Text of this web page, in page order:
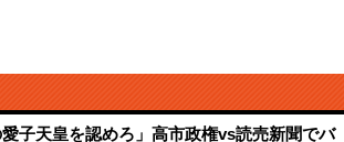
愛子天皇を認めろ」高市政権vs読売新聞でバ